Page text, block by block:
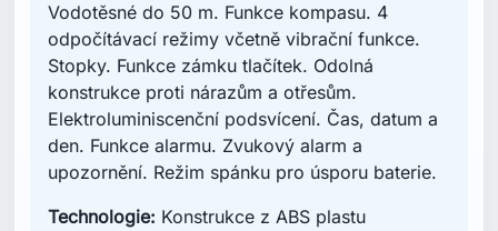
Vodotěsné do 50 m. Funkce kompasu. 4
odpočítávací režimy včetně vibrační funkce.
Stopky. Funkce zámku tlačítek. Odolná
konstrukce proti nárazům a otřesům.
Elektroluminiscenční podsvícení. Čas, datum a
den. Funkce alarmu. Zvukový alarm a
upozornění. Režim spánku pro úsporu baterie.
Technologie: Konstrukce z ABS plastu